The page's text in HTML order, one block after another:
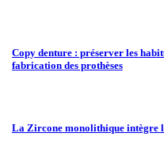
Copy denture : préserver les
fabrication des prothèses
La Zircone monolithique intègre